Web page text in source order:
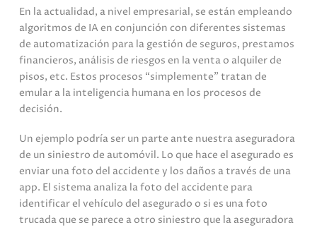
En la actualidad, a nivel empresarial, se están empleando
algoritmos de IA en conjunción con diferentes sistemas
de automatización para la gestión de seguros, prestamos
financieros, análisis de riesgos en la venta o alquiler de
pisos, etc. Estos procesos “simplemente” tratan de
emular a la inteligencia humana en los procesos de
decisión.
Un ejemplo podría ser un parte ante nuestra aseguradora
de un siniestro de automóvil. Lo que hace el asegurado es
enviar una foto del accidente y los daños a través de una
app. El sistema analiza la foto del accidente para
identificar el vehículo del asegurado o si es una foto
trucada que se parece a otro siniestro que la aseguradora